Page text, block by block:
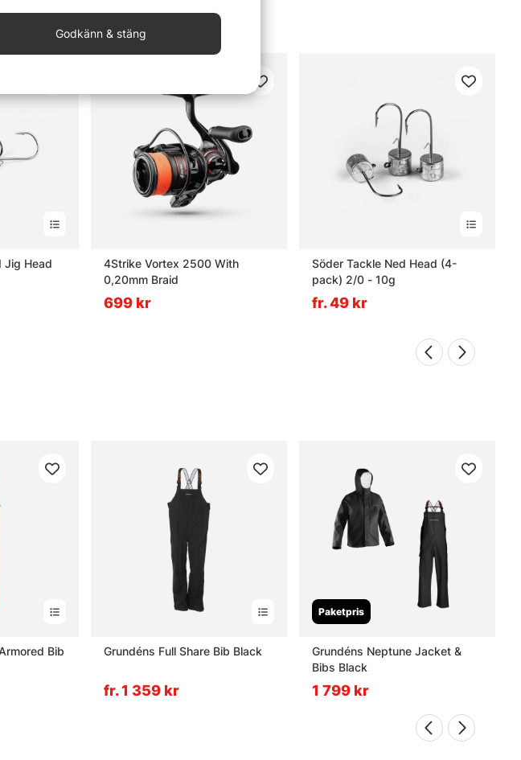
Jig Head
4Strike Vortex 2500 With
0,20mm Braid
699 kr
Söder Tackle Ned Head (4-
pack) 2/0 - 10g
fr. 49 kr
Bib
Grundéns Full Share Bib Black
fr. 1 359 kr
Paketpris
Grundéns Neptune Jacket &
Bibs Black
1 799 kr
Godkänn & stäng